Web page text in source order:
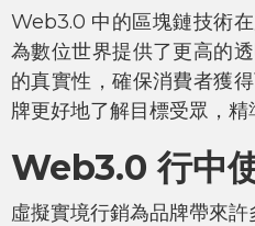
Web3.0 中的區塊鏈技術
為數位世界提供了更高的
的真實性，確保消費者獲
牌更好地了解目標受眾，精
Web3.0 行中
虛擬實境行銷為品牌帶來許